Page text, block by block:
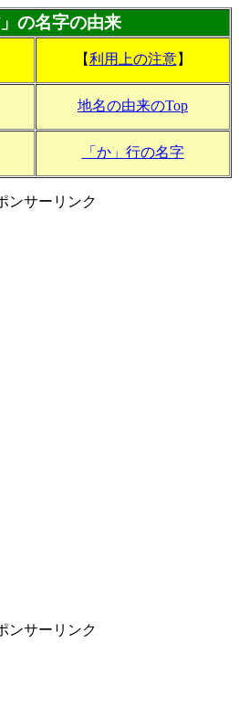
」の名字の由来
【利用上の注意】
地名の由来のTop
「か」行の名字
ンサーリンク
ンサーリンク